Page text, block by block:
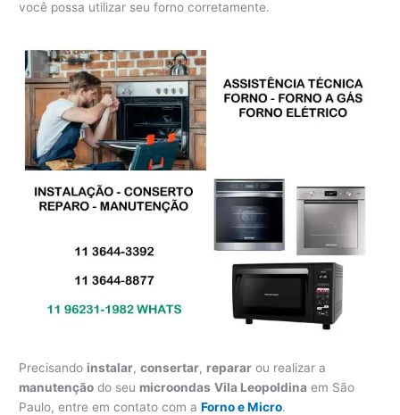
você possa utilizar seu forno corretamente.
Precisando instalar,consertar, reparar ou realizar a
manutenção do seu microondas Vila Leopoldina em São
Paulo, entre em contato com aForno e Micro.